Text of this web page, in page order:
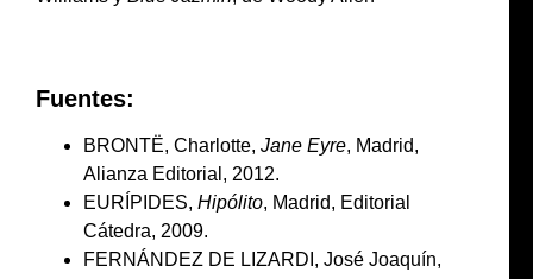
Fuentes:
BRONTË, Charlotte, Jane Eyre, Madrid,
Alianza Editorial, 2012.
EURÍPIDES, Hipólito, Madrid, Editorial
Cátedra, 2009.
FERNÁNDEZ DE LIZARDI, José Joaquín,